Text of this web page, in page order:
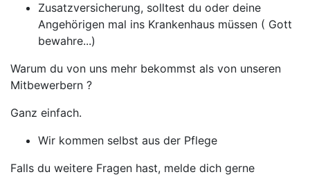
Zusatzversicherung, solltest du oder deine
Angehörigen mal ins Krankenhaus müssen ( Gott
bewahre...)
Warum du von uns mehr bekommst als von unseren
Mitbewerbern ?
Ganz einfach.
Wir kommen selbst aus der Pflege
Falls du weitere Fragen hast, melde dich gerne